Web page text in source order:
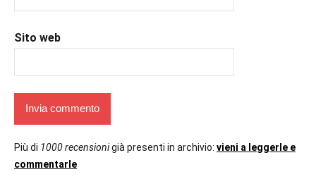
Sito web
Più di 1000 recensionigià presenti in archivio: vieni a leggerle e
commentarle